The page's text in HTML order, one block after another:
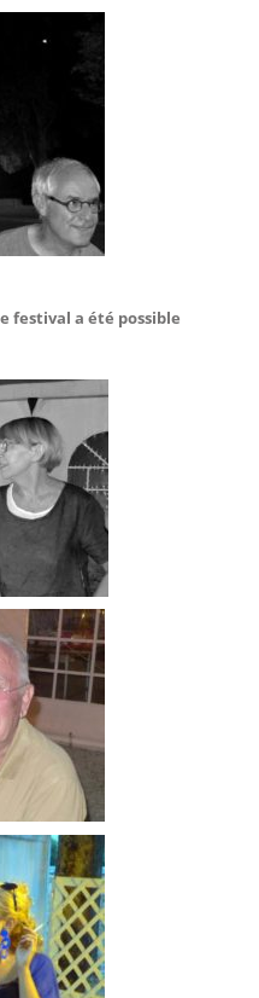
festival a été possible